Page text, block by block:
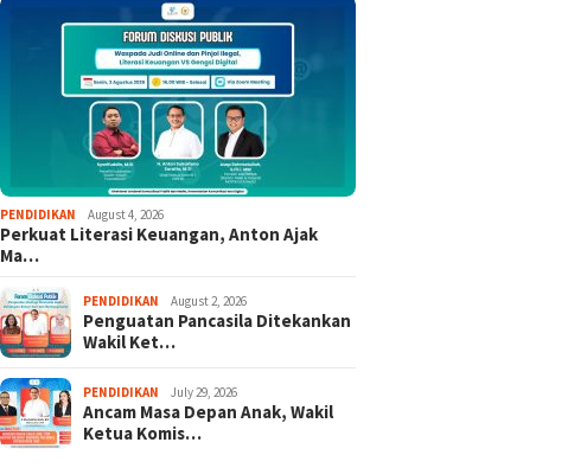
PENDIDIKAN August 4, 2026
Perkuat Literasi Keuangan, Anton Ajak
Ma…
PENDIDIKAN August 2, 2026
Penguatan Pancasila Ditekankan
Wakil Ket…
PENDIDIKAN July 29, 2026
Ancam Masa Depan Anak, Wakil
Ketua Komis…